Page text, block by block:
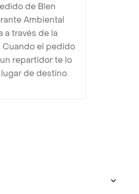
de Blen
Ambiental
a través de la
Cuando el pedido
repartidor te lo
lugar de destino.